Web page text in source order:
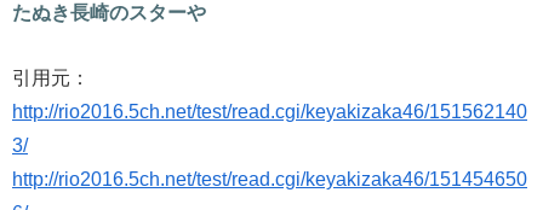
たぬき長崎のスターや
引用元：
http://rio2016.5ch.net/test/read.cgi/keyakizaka46/151562140
3/
http://rio2016.5ch.net/test/read.cgi/keyakizaka46/151454650